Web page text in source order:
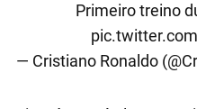
Primeiro treino
— Cristiano Ronaldo